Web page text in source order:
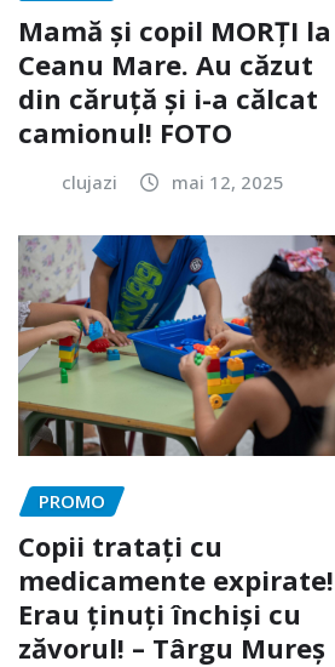
Mamă și copil MORȚI la
Ceanu Mare. Au căzut
din căruță și i-a călcat
camionul! FOTO
clujazi mai 12, 2025
PROMO
Copii tratați cu
medicamente expirate!
Erau ținuți închiși cu
zăvorul! – Târgu Mureș